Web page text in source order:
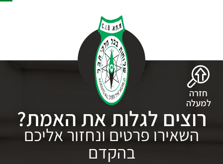
חזרה
למעלה
רוצים לגלות את האמת?
השאירו פרטים ונחזור אליכם
בהקדם